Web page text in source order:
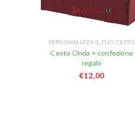
PERSONALIZZA IL TUO CESTO
Cesto Onda + confezione
regalo
€12,00